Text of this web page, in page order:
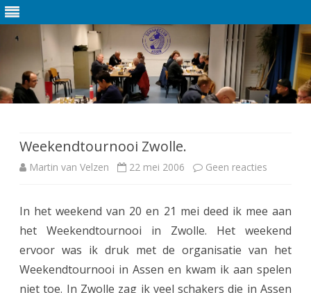
de
inhoud
Weekendtournooi Zwolle.
Martin van Velzen 22 mei 2006 Geen reacties
W
e
k
In het weekend van 20 en 21 mei deed ik mee aan
het Weekendtournooi in Zwolle. Het weekend
ervoor was ik druk met de organisatie van het
Weekendtournooi in Assen en kwam ik aan spelen
niet toe. In Zwolle zag ik veel schakers die in Assen